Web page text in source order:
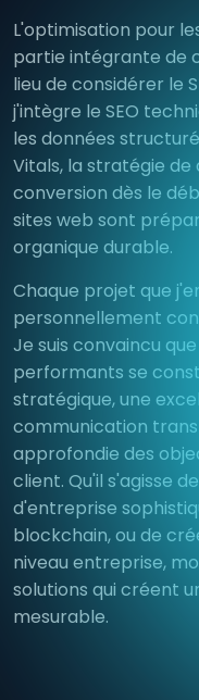
L'optimisation pour
partie intégrante de
lieu de considérer le
j'intègre le SEO
les données
Vitals, la stratégie de
conversion dès le
sites web sont
organique durable.
Chaque projet que
personnellement
Je suis convaincu
performants se
stratégique, une
communication
approfondie des
client. Qu'il s'agisse
d'entreprise
blockchain, ou de
niveau entreprise,
solutions qui créent
mesurable.